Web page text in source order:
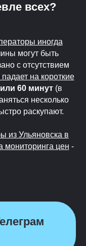
всех?
иногда
могут быть
с отсутствием
на короткие
60 минут (в
несколько
раскупают.
из Ульяновска в
мониторинга цен -